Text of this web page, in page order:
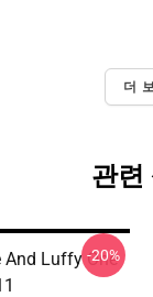
더
관련
And Luffy One
-20%